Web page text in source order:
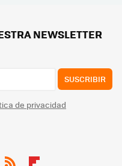
NEWSLETTER
SUSCRIBIR
de privacidad